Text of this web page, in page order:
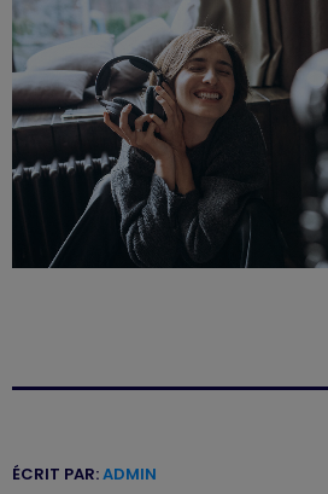
ÉCRIT PAR:ADMIN